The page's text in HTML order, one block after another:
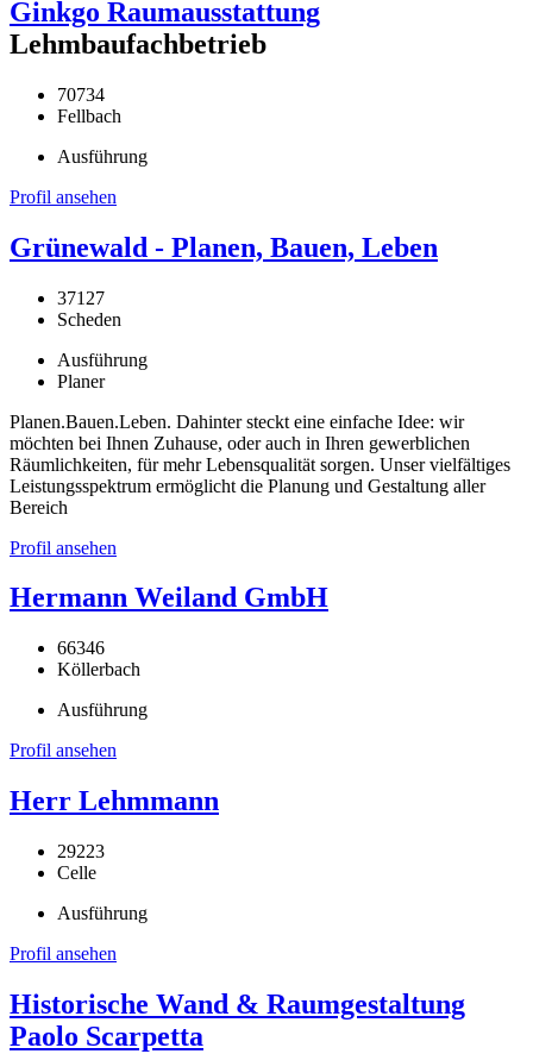
Ginkgo Raumausstattung
Lehmbaufachbetrieb
70734
Fellbach
Ausführung
Profil ansehen
Grünewald - Planen, Bauen, Leben
37127
Scheden
Ausführung
Planer
Planen.Bauen.Leben. Dahinter steckt eine einfache Idee: wir
möchten bei Ihnen Zuhause, oder auch in Ihren gewerblichen
Räumlichkeiten, für mehr Lebensqualität sorgen. Unser vielfältiges
Leistungsspektrum ermöglicht die Planung und Gestaltung aller
Bereich
Profil ansehen
Hermann Weiland GmbH
66346
Köllerbach
Ausführung
Profil ansehen
Herr Lehmmann
29223
Celle
Ausführung
Profil ansehen
Historische Wand & Raumgestaltung
Paolo Scarpetta